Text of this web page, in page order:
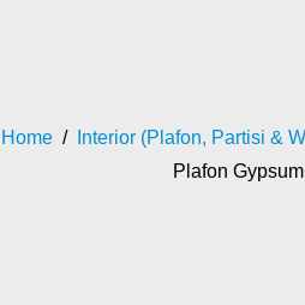
Home/ Interior (Plafon, Partisi &
Plafon